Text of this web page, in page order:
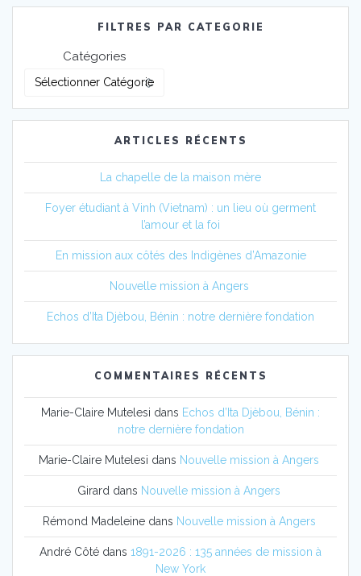
FILTRES PAR CATEGORIE
Catégories
ARTICLES RÉCENTS
La chapelle de la maison mère
Foyer étudiant à Vinh (Vietnam) : un lieu où germent
l’amour et la foi
En mission aux côtés des Indigènes d’Amazonie
Nouvelle mission à Angers
Echos d’Ita Djèbou, Bénin : notre dernière fondation
COMMENTAIRES RÉCENTS
Marie-Claire Mutelesi dans Echos d’Ita Djèbou, Bénin :
notre dernière fondation
Marie-Claire Mutelesi dans Nouvelle mission à Angers
Girard dans Nouvelle mission à Angers
Rémond Madeleinedans Nouvelle mission à Angers
André Côté dans 1891-2026 : 135 années de mission à
New York